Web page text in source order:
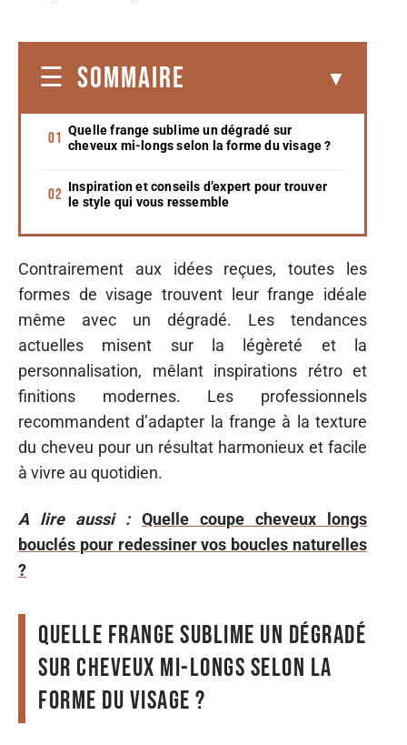
SOMMAIRE
Quelle frange sublime un dégradé sur
cheveux mi-longs selon la forme du visage ?
Inspiration et conseils d’expert pour trouver
le style qui vous ressemble
Contrairement aux idées reçues, toutes les
formes de visage trouvent leur frange idéale
même avec un dégradé. Les tendances
actuelles misent sur la légèreté et la
personnalisation, mêlant inspirations rétro et
finitions modernes. Les professionnels
recommandent d’adapter la frange à la texture
du cheveu pour un résultat harmonieux et facile
à vivre au quotidien.
A lire aussi : Quelle coupe cheveux longs
bouclés pour redessiner vos boucles naturelles
?
Quelle frange sublime un dégradé
sur cheveux mi-longs selon la
forme du visage ?